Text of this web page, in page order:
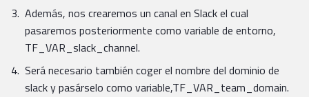
Además, nos crearemos un canal en Slack el cual
pasaremos posteriormente como variable de entorno,
TF_VAR_slack_channel.
Será necesario también coger el nombre del dominio de
slack y pasárselo como variable,TF_VAR_team_domain.